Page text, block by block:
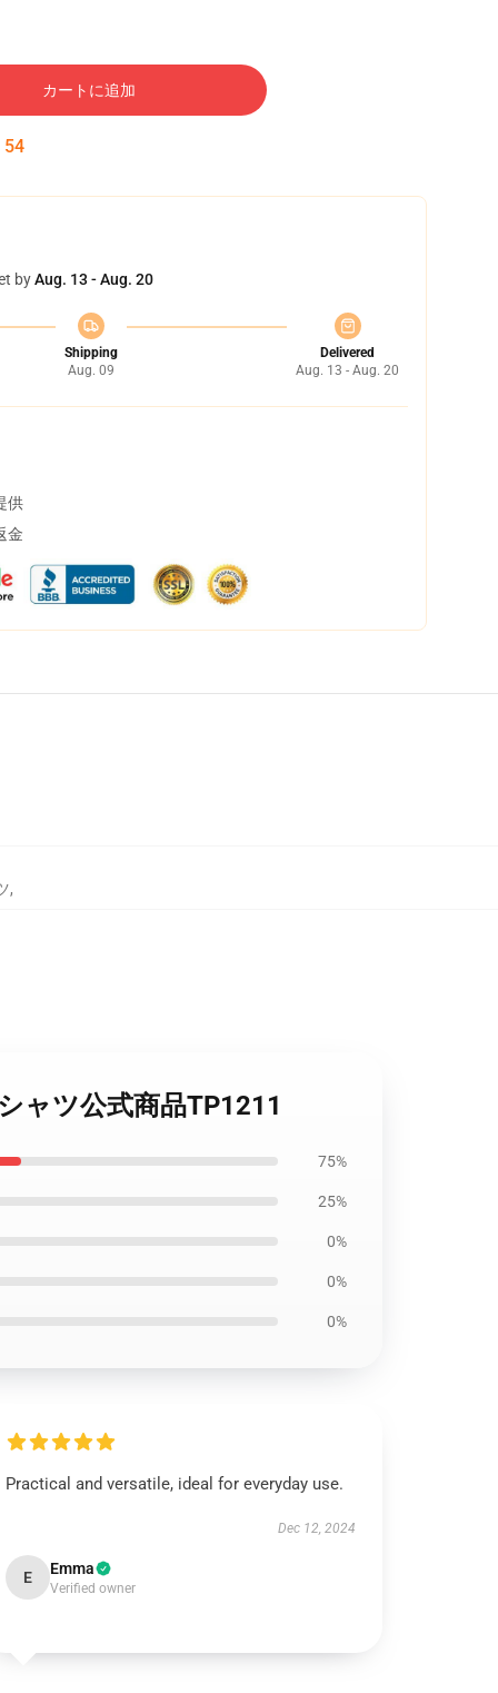
カートに追加
53
byAug. 13 - Aug. 20
Shipping
Aug. 09
Delivered
Aug. 13 - Aug. 20
供
金
,
ャツ公式商品TP1211
75%
25%
0%
0%
0%
Practical and versatile, ideal for everyday use.
Dec 12, 2024
E Emma
Verified owner